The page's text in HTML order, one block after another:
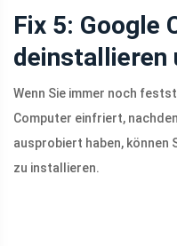
Fix 5: Google
deinstallieren
Wenn Sie immer noch
Computer einfriert,
ausprobiert haben, können
zu installieren.